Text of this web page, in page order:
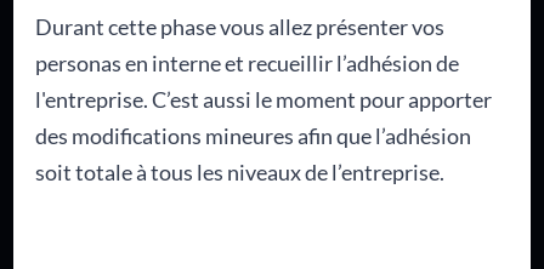
Durant cette phase vous allez présenter vos
personas en interne et recueillir l’adhésion de
l'entreprise. C’est aussi le moment pour apporter
des modifications mineures afin que l’adhésion
soit totale à tous les niveaux de l’entreprise.